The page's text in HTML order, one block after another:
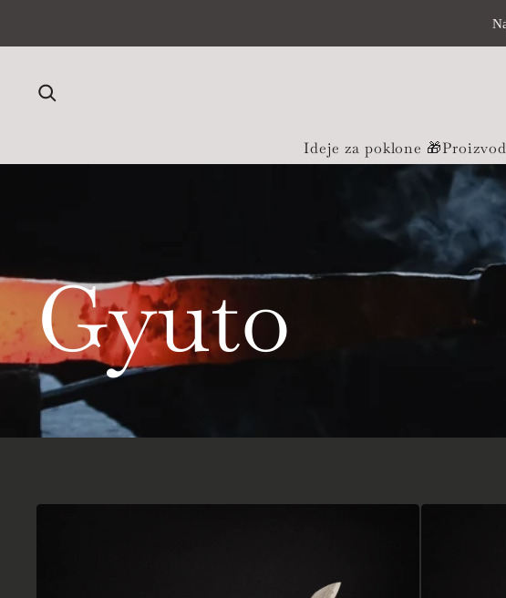
Ideje za poklone 🎁
Gyuto